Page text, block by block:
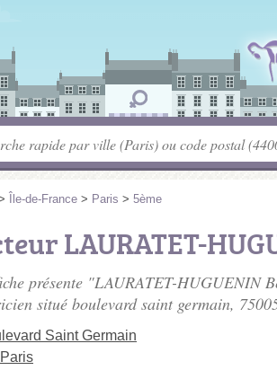
Île-de-France > Paris > 5ème
LAURATET-
présente "LAURATET-HUGUENIN
situé boulevard saint germain,
Saint Germain